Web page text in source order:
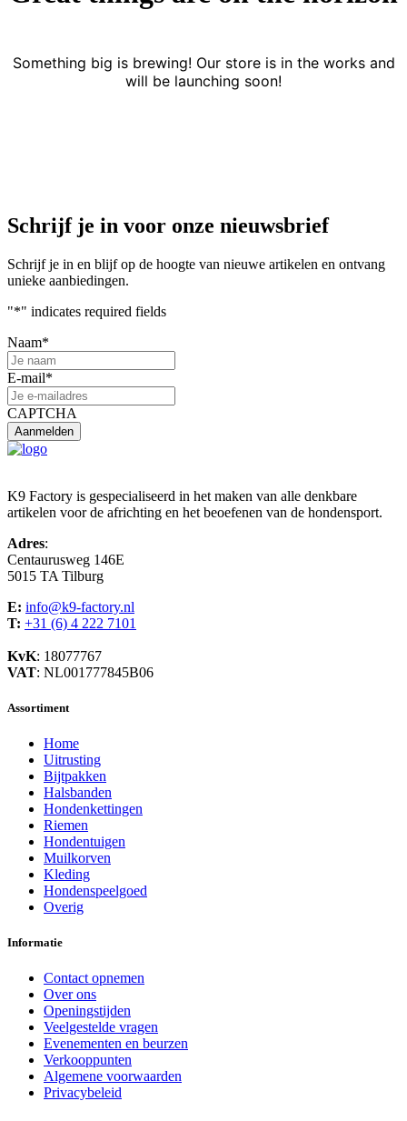
Something big is brewing! Our store is in the works and
will be launching soon!
Schrijf je in voor onze nieuwsbrief
Schrijf je in en blijf op de hoogte van nieuwe artikelen en ontvang
unieke aanbiedingen.
"*" indicates required fields
Naam*
E-mail*
CAPTCHA
K9 Factory is gespecialiseerd in het maken van alle denkbare
artikelen voor de africhting en het beoefenen van de hondensport.
Adres:
Centaurusweg 146E
5015 TA Tilburg
E: info@k9-factory.nl
T: +31 (6) 4 222 7101
KvK: 18077767
VAT: NL001777845B06
Assortiment
Home
Uitrusting
Bijtpakken
Halsbanden
Hondenkettingen
Riemen
Hondentuigen
Muilkorven
Kleding
Hondenspeelgoed
Overig
Informatie
Contact opnemen
Over ons
Openingstijden
Veelgestelde vragen
Evenementen en beurzen
Verkooppunten
Algemene voorwaarden
Privacybeleid